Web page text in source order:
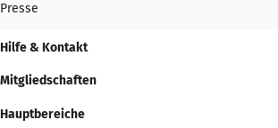
Presse
Hilfe & Kontakt
Mitgliedschaften
Hauptbereiche